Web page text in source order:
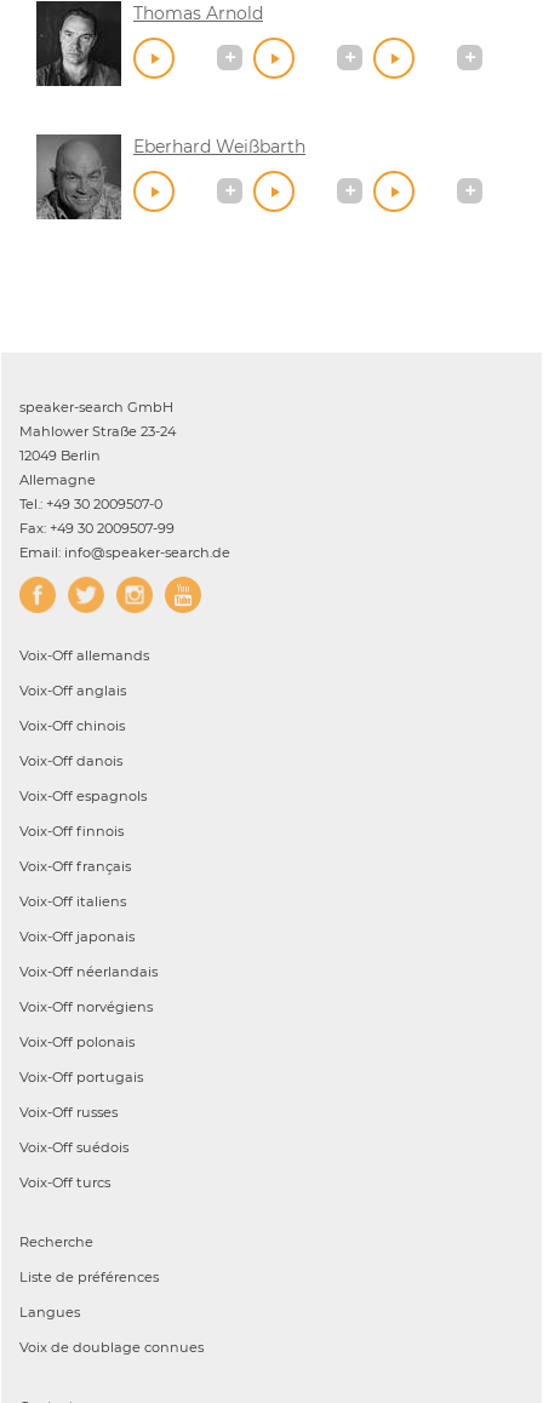
Thomas Arnold
Eberhard Weißbarth
speaker-search GmbH
Mahlower Straße 23-24
12049 Berlin
Allemagne
Tel.: +49 30 2009507-0
Fax: +49 30 2009507-99
Email: info@speaker-search.de
Voix-Off allemands
Voix-Off anglais
Voix-Off chinois
Voix-Off danois
Voix-Off espagnols
Voix-Off finnois
Voix-Off français
Voix-Off italiens
Voix-Off japonais
Voix-Off néerlandais
Voix-Off norvégiens
Voix-Off polonais
Voix-Off portugais
Voix-Off russes
Voix-Off suédois
Voix-Off turcs
Recherche
Liste de préférences
Langues
Voix de doublage connues